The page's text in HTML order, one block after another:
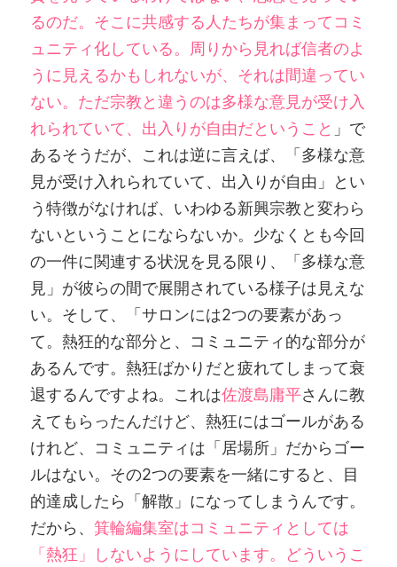
るのだ。そこに共感する人たちが集まってコミ
ュニティ化している。周りから見れば信者のよ
うに見えるかもしれないが、それは間違ってい
ない。ただ宗教と違うのは多様な意見が受け入
れられていて、出入りが自由だということ 」で
あるそうだが、これは逆に言えば、「多様な意
見が受け入れられていて、出入りが自由」とい
う特徴がなければ、いわゆる新興宗教と変わら
ないということにならないか。少なくとも今回
の一件に関連する状況を見る限り、「多様な意
見」が彼らの間で展開されている様子は見えな
い。そして、「サロンには2つの要素があっ
て。熱狂的な部分と、コミュニティ的な部分が
あるんです。熱狂ばかりだと疲れてしまって衰
退するんですよね。これは佐渡島庸平さんに教
えてもらったんだけど、熱狂にはゴールがある
けれど、コミュニティは「居場所」だからゴー
ルはない。その2つの要素を一緒にすると、目
的達成したら「解散」になってしまうんです。
だから、 箕輪編集室はコミュニティとしては
「熱狂」しないようにしています。どういうこ